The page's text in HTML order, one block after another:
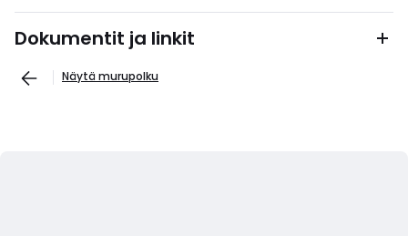
Dokumentit ja linkit
Näytä murupolku